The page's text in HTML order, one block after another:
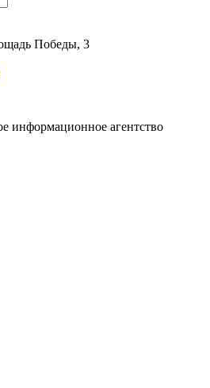
Победы, 3
информационное агентство